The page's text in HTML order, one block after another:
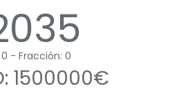
0 - Fracción: 0
1500000€